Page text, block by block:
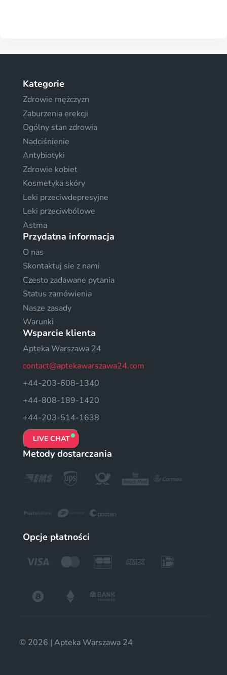
Kategorie
Zdrowie mężczyzn
Zaburzenia erekcji
Ogólny stan zdrowia
Nadciśnienie
Antybiotyki
Zdrowie kobiet
Kosmetyka skóry
Leki przeciwdepresyjne
Leki przeciwbólowe
Astma
Przydatna informacja
O nas
Skontaktuj sie z nami
Czesto zadawane pytania
Status zamówienia
Nasze zasady
Warunki
Wsparcie klienta
Apteka Warszawa 24
contact@aptekawarszawa24.com
+44-203-608-1340
+44-808-189-1420
+44-203-514-1638
LIVE CHAT
Metody dostarczania
Opcje płatności
© 2026 | Apteka Warszawa 24